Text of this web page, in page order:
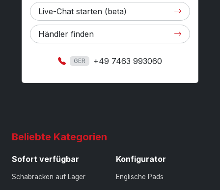
Live-Chat starten (beta)
Händler finden
GER +49 7463 993060
Beliebte Kategorien
Sofort verfügbar
Schabracken auf Lager
Konfigurator
Englische Pads